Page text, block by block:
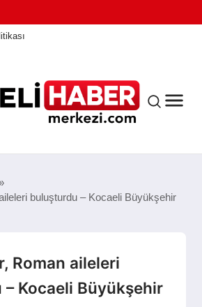
buluşturdu – Kocaeli Büyükşehir
Roman aileleri
Kocaeli Büyükşehir